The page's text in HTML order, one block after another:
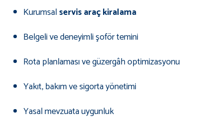
Kurumsalservis araç kiralama
Belgeli ve deneyimli şoför temini
Rota planlaması ve güzergâh optimizasyonu
Yakıt, bakım ve sigorta yönetimi
Yasal mevzuata uygunluk